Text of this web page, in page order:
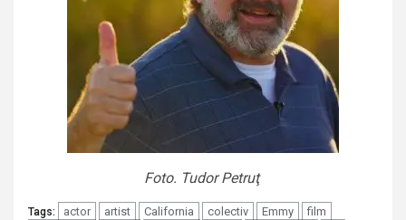
Foto. Tudor Petruţ
Tags: actor artist California colectiv Emmy
film